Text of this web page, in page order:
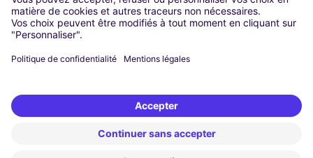
Turin
Vienne
Berlin
Düsseldorf